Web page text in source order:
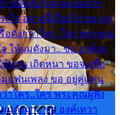
าณีหลั่งไหล ผมขอฝาก
ใจ อย่างนี้เรื่อยไป ขอ อยู่
อดังกว่าใคร..ใคร พระคุณ
ให้ผมดังมา.. ขอ องค์เท
ท่าน เถิดหนา ขอจงเชื่อ
มแฟนเพลง ขอ อยู่คู่แฟน
ว่าใคร..ใคร พระคุณผู้ฟัง
มดังมา.. ขอ องค์เทวา